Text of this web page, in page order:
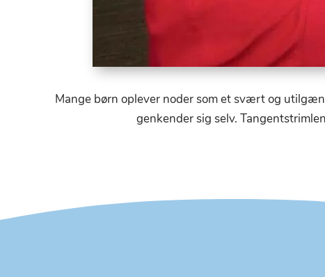
Mange børn oplever noder som et svært og
genkender sig selv.